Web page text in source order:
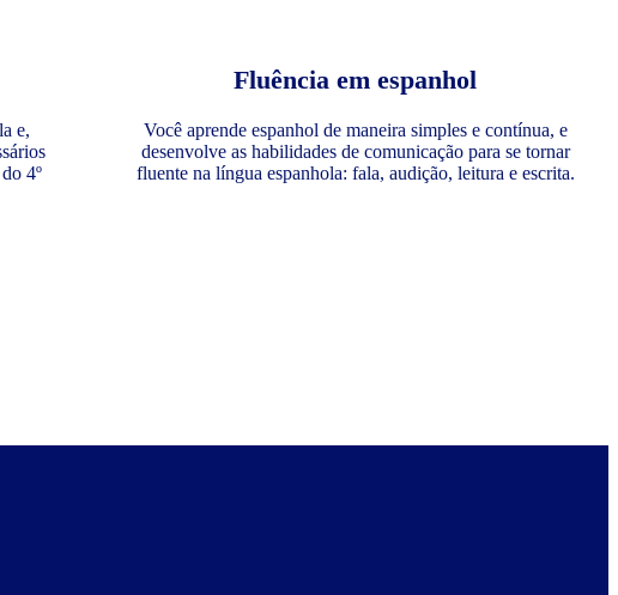
e,
4º
Fluência em espanhol
Você aprende espanhol de maneira simples e contínua, e
desenvolve as habilidades de comunicação para se tornar
fluente na língua espanhola: fala, audição, leitura e escrita.